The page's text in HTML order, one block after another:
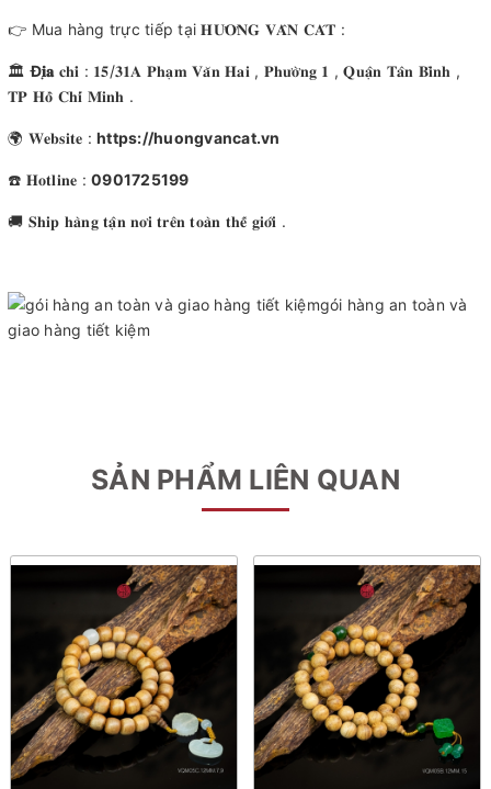
👉 Mua hàng trực tiếp tại 𝐇𝐔̛𝐎̛𝐍𝐆 𝐕𝐀̂𝐍 𝐂𝐀́𝐓 :
🏛Đ𝐢̣𝐚 𝐜𝐡𝐢̉ : 𝟏𝟓/𝟑𝟏𝐀 𝐏𝐡𝐚̣𝐦 𝐕𝐚̆𝐧 𝐇𝐚𝐢 , 𝐏𝐡𝐮̛𝐨̛̀𝐧𝐠 𝟏 , 𝐐𝐮𝐚̣̂𝐧 𝐓𝐚̂𝐧 𝐁𝐢̀𝐧𝐡 ,
𝐓𝐏 𝐇𝐨̂̀ 𝐂𝐡𝐢́ 𝐌𝐢𝐧𝐡 .
🌍 𝐖𝐞𝐛𝐬𝐢𝐭𝐞 : https://huongvancat.vn
☎️ 𝐇𝐨𝐭𝐥𝐢𝐧𝐞 : 0901725199
🚚 𝐒𝐡𝐢𝐩 𝐡𝐚̀𝐧𝐠 𝐭𝐚̣̂𝐧 𝐧𝐨̛𝐢 𝐭𝐫𝐞̂𝐧 𝐭𝐨𝐚̀𝐧 𝐭𝐡𝐞̂́ 𝐠𝐢𝐨̛́𝐢 .
SẢN PHẨM LIÊN QUAN